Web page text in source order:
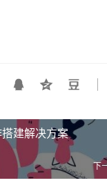
建解决方案
下